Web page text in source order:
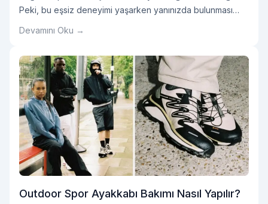
Peki, bu eşsiz deneyimi yaşarken yanınızda bulunması
Devamını Oku →
Outdoor Spor Ayakkabı Bakımı Nasıl Yapılır?